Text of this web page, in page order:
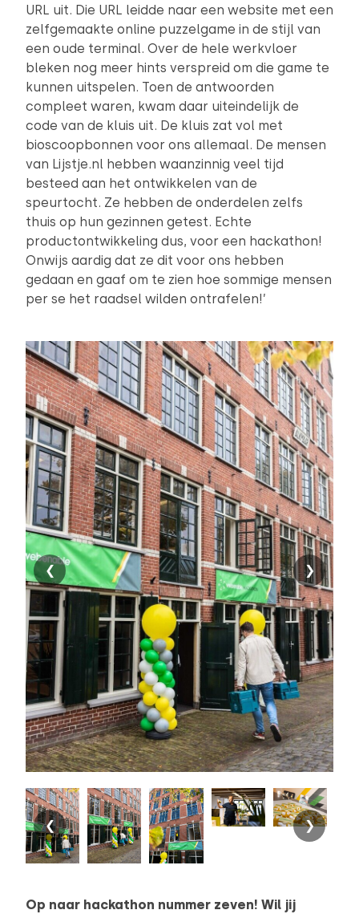
URL uit. Die URL leidde naar een website met een
zelfgemaakte online puzzelgame in de stijl van
een oude terminal. Over de hele werkvloer
bleken nog meer hints verspreid om die game te
kunnen uitspelen. Toen de antwoorden
compleet waren, kwam daar uiteindelijk de
code van de kluis uit. De kluis zat vol met
bioscoopbonnen voor ons allemaal. De mensen
van Lijstje.nl hebben waanzinnig veel tijd
besteed aan het ontwikkelen van de
speurtocht. Ze hebben de onderdelen zelfs
thuis op hun gezinnen getest. Echte
productontwikkeling dus, voor een hackathon!
Onwijs aardig dat ze dit voor ons hebben
gedaan en gaaf om te zien hoe sommige mensen
per se het raadsel wilden ontrafelen!’
❮ ❯
❮ ❯
Op naar hackathon nummer zeven! Wil jij